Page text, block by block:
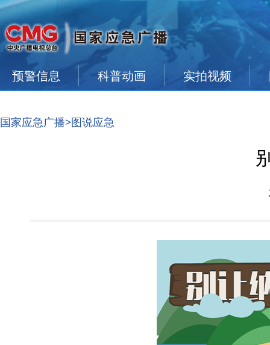
预警信息 科普动画 实拍视频
国家应急广播>图说应急